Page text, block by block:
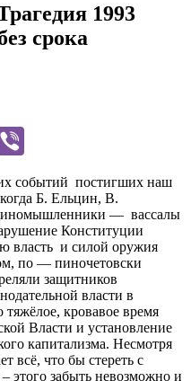
1993
срока
событий постигших наш
Б. Ельцин, В.
— вассалы
Конституции
власть и силой оружия
по — пиночетовски
защитников
власти в
кровавое время
Власти и установление
капитализма. Несмотря
всё, что бы стереть с
этого забыть невозможно и